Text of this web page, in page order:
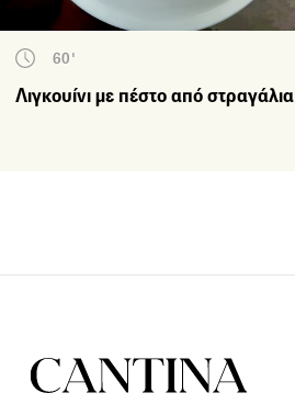
60'
Λιγκουίνι με πέστο από στραγάλια